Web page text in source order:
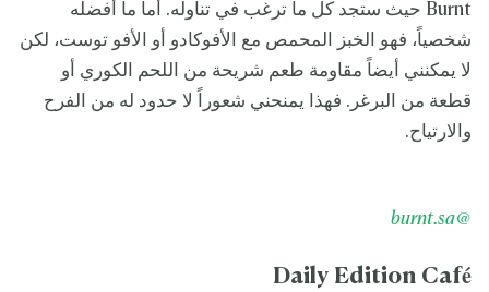
Burnt حيث ستجد كل ما ترغب في تناوله. أما ما أفضله
شخصياً، فهو الخبز المحمص مع الأفوكادو أو الأفو توست، لكن
لا يمكنني أيضاً مقاومة طعم شريحة من اللحم الكوري أو
قطعة من البرغر. فهذا يمنحني شعوراً لا حدود له من الفرح
والارتياح.
@burnt.sa
Daily Edition Café